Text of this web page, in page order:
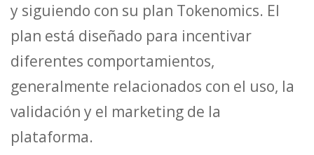
y siguiendo con su plan Tokenomics. El
plan está diseñado para incentivar
diferentes comportamientos,
generalmente relacionados con el uso, la
validación y el marketing de la
plataforma.